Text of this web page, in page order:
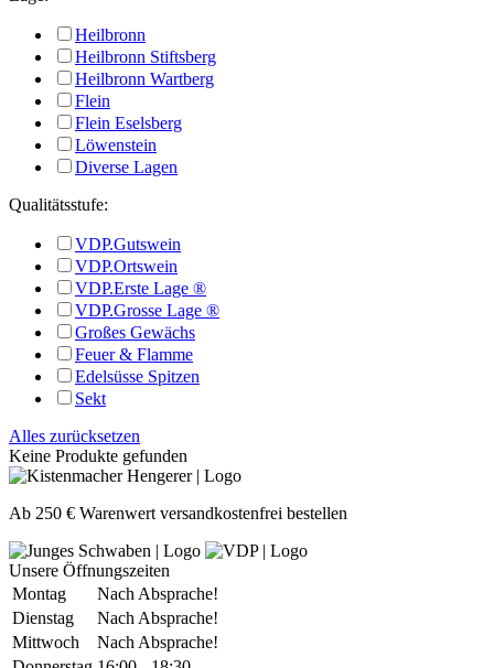
Heilbronn
Heilbronn Stiftsberg
Heilbronn Wartberg
Flein
Flein Eselsberg
Löwenstein
Diverse Lagen
Qualitätsstufe:
VDP.Gutswein
VDP.Ortswein
VDP.Erste Lage ®
VDP.Grosse Lage ®
Großes Gewächs
Feuer & Flamme
Edelsüsse Spitzen
Sekt
Alles zurücksetzen
Keine Produkte gefunden
Ab 250 € Warenwert versandkostenfrei bestellen
Unsere Öffnungszeiten
Montag
Nach Absprache!
Dienstag
Nach Absprache!
Mittwoch
Nach Absprache!